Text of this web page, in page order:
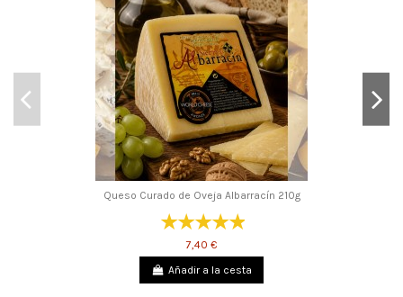
Queso Curado de Oveja Albarracín 210g
7,40 €
Añadir a la cesta